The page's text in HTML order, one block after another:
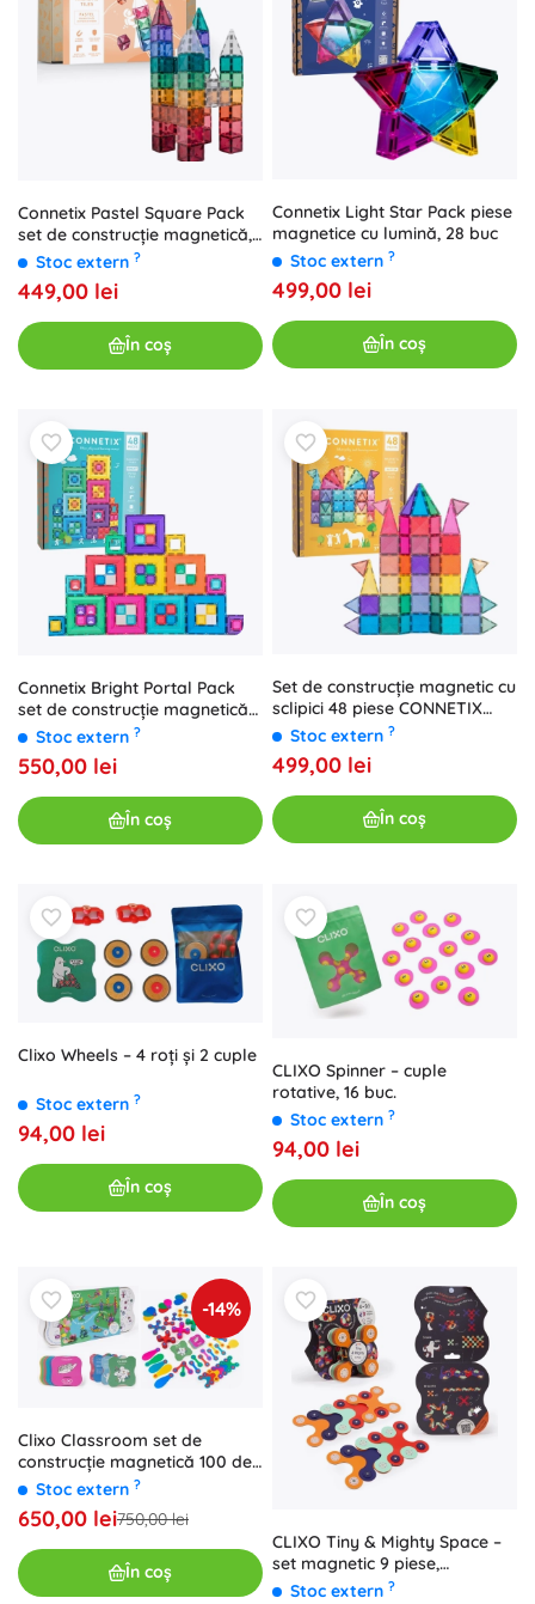
Connetix Pastel Square Pack
set de construcție magnetică,
40 piese
Stoc extern ?
449,00 lei
În coș
Connetix Light Star Pack piese
magnetice cu lumină, 28 buc
Stoc extern ?
499,00 lei
În coș
Connetix Bright Portal Pack
set de construcție magnetică
48 de piese
Stoc extern ?
550,00 lei
În coș
Set de construcție magnetic cu
sclipici 48 piese CONNETIX
Glitter Castle Pack
Stoc extern ?
499,00 lei
În coș
Clixo Wheels – 4 roți și 2 cuple
Stoc extern ?
94,00 lei
În coș
CLIXO Spinner – cuple
rotative, 16 buc.
Stoc extern ?
94,00 lei
În coș
-14%
Clixo Classroom set de
construcție magnetică 100 de
piese
Stoc extern ?
650,00 lei750,00 lei
În coș
CLIXO Tiny & Mighty Space –
set magnetic 9 piese,
fosforescent în întuneric
Stoc extern ?